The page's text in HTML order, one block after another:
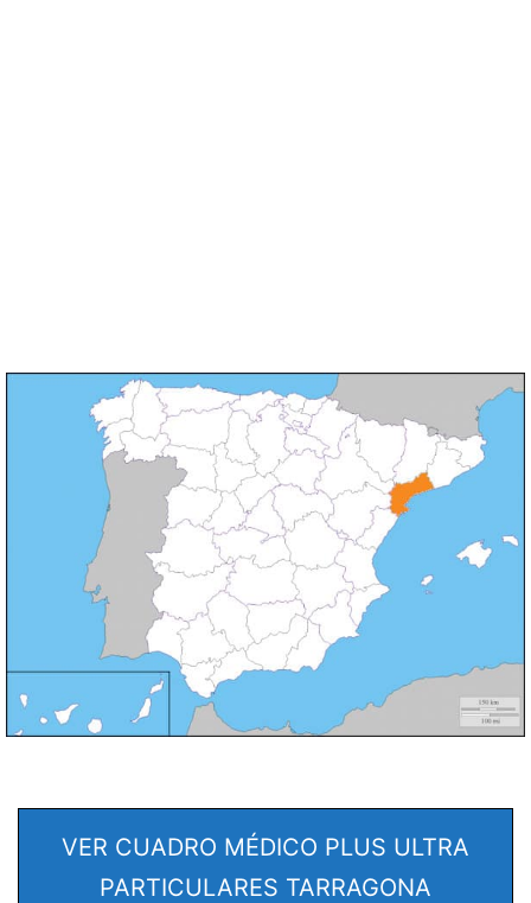
VER CUADRO MÉDICO PLUS ULTRA
PARTICULARES TARRAGONA